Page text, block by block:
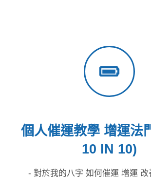
個人催運教學 增運法
10 IN 10)
- 對於我的八字 如何催運 增運 改